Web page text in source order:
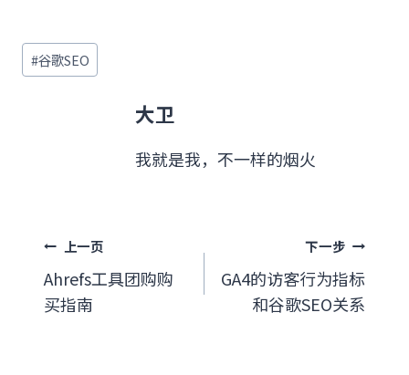
文
章
#谷歌SEO
大卫
我就是我，不一样的烟火
文
章
上一页
Ahrefs工具团购购
买指南
下一步
GA4的访客行为指标
和谷歌SEO关系